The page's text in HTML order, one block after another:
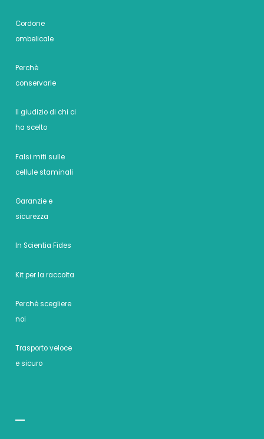
Cordone
ombelicale
Perchè
conservarle
Il giudizio di chi ci
ha scelto
Falsi miti sulle
cellule staminali
Garanzie e
sicurezza
In Scientia Fides
Kit per la raccolta
Perché scegliere
noi
Trasporto veloce
e sicuro